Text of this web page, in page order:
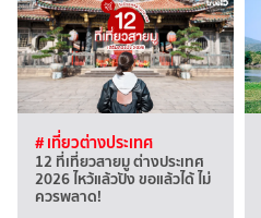
# เที่ยวต่างประเทศ
12 ที่เที่ยวสายมู ต่างประเทศ
2026 ไหว้แล้วปัง ขอแล้วได้ ไม่
ควรพลาด!